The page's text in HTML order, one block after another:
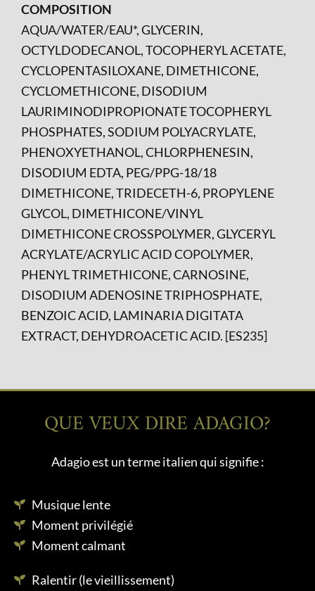
COMPOSITION
AQUA/WATER/EAU*, GLYCERIN,
OCTYLDODECANOL, TOCOPHERYL ACETATE,
CYCLOPENTASILOXANE, DIMETHICONE,
CYCLOMETHICONE, DISODIUM
LAURIMINODIPROPIONATE TOCOPHERYL
PHOSPHATES, SODIUM POLYACRYLATE,
PHENOXYETHANOL, CHLORPHENESIN,
DISODIUM EDTA, PEG/PPG-18/18
DIMETHICONE, TRIDECETH-6, PROPYLENE
GLYCOL, DIMETHICONE/VINYL
DIMETHICONE CROSSPOLYMER, GLYCERYL
ACRYLATE/ACRYLIC ACID COPOLYMER,
PHENYL TRIMETHICONE, CARNOSINE,
DISODIUM ADENOSINE TRIPHOSPHATE,
BENZOIC ACID, LAMINARIA DIGITATA
EXTRACT, DEHYDROACETIC ACID. [ES235]
QUE VEUX DIRE ADAGIO?
Adagio est un terme italien qui signifie :
Musique lente
Moment privilégié
Moment calmant
Ralentir (le vieillissement)